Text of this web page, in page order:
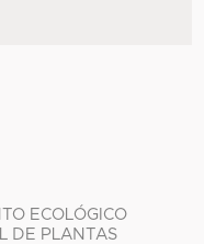
ECOLÓGICO
DE PLANTAS